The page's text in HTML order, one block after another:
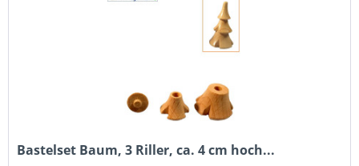
Bastelset Baum, 3 Riller, ca. 4 cm hoch...